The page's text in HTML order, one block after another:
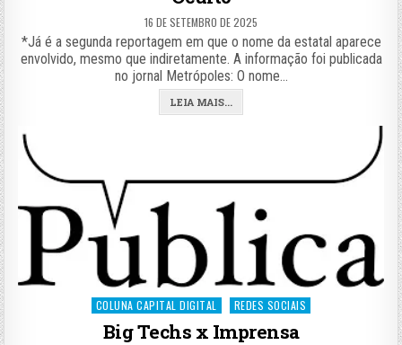
16 DE SETEMBRO DE 2025
*Já é a segunda reportagem em que o nome da estatal aparece
envolvido, mesmo que indiretamente. A informação foi publicada
no jornal Metrópoles: O nome…
LEIA MAIS...
Posted
COLUNA CAPITAL DIGITAL REDES SOCIAIS
Big Techs x Imprensa